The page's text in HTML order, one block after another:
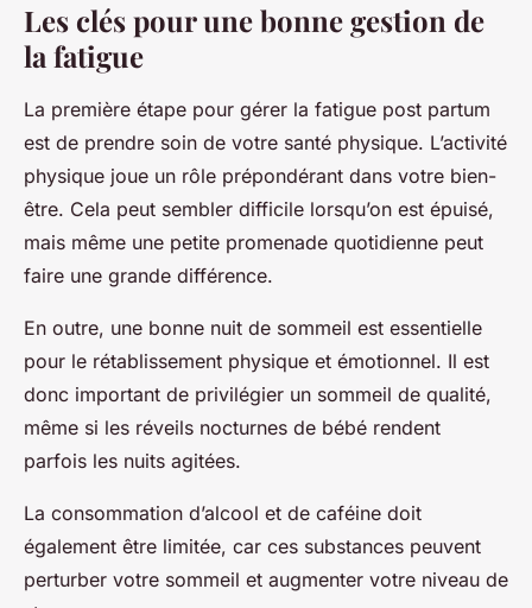
Les clés pour une bonne gestion de
la fatigue
La première étape pour gérer la fatigue post partum
est de prendre soin de votre santé physique. L’activité
physique joue un rôle prépondérant dans votre bien-
être. Cela peut sembler difficile lorsqu’on est épuisé,
mais même une petite promenade quotidienne peut
faire une grande différence.
En outre, une bonne nuit de sommeil est essentielle
pour le rétablissement physique et émotionnel. Il est
donc important de privilégier un sommeil de qualité,
même si les réveils nocturnes de bébé rendent
parfois les nuits agitées.
La consommation d’alcool et de caféine doit
également être limitée, car ces substances peuvent
perturber votre sommeil et augmenter votre niveau de